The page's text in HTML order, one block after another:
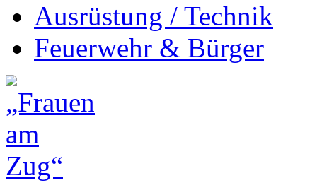
Ausrüstung / Technik
Feuerwehr & Bürger